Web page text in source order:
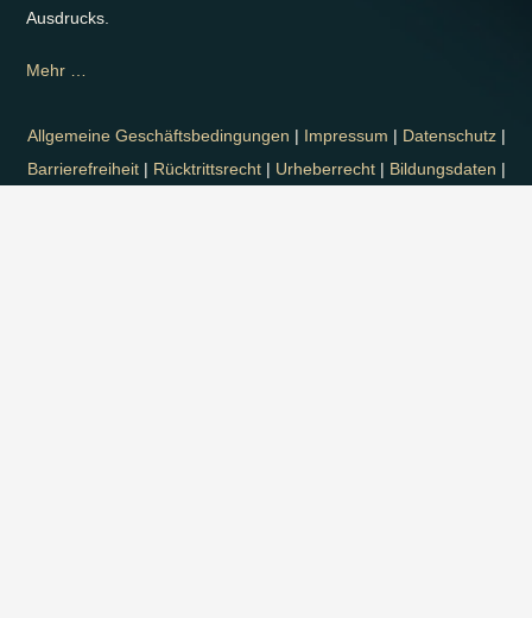
Ausdrucks.
Mehr …
Allgemeine Geschäftsbedingungen | Impressum | Datenschutz|
Barrierefreiheit| Rücktrittsrecht| Urheberrecht| Bildungsdaten |